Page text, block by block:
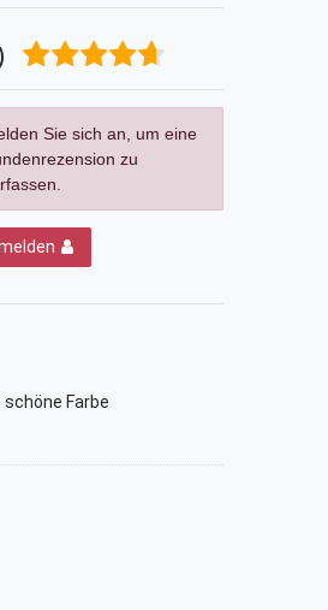
Sie sich an, um eine
zu
Farbe